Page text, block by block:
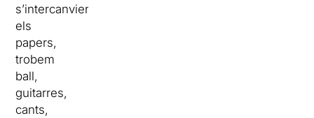
s’intercanvien
els
papers,
trobem
ball,
guitarres,
cants,